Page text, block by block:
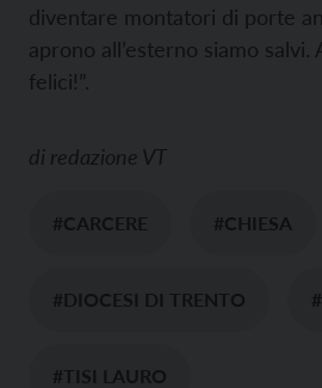
diventare montatori di porte
aprono all’esterno siamo
felici!”.
di redazione VT
#CARCERE #CHIESA
#DIOCESI DI TRENTO
#TISI LAURO